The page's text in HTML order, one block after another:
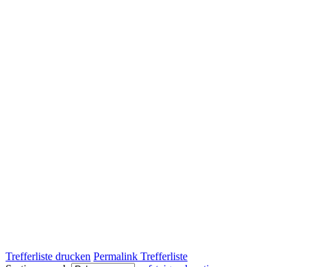
Trefferliste drucken Permalink Trefferliste